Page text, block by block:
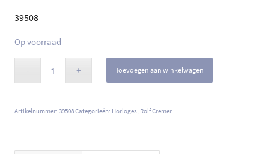
39508
Op voorraad
Toevoegen aan winkelwagen
Artikelnummer:39508Categorieën: Horloges Rolf Cremer